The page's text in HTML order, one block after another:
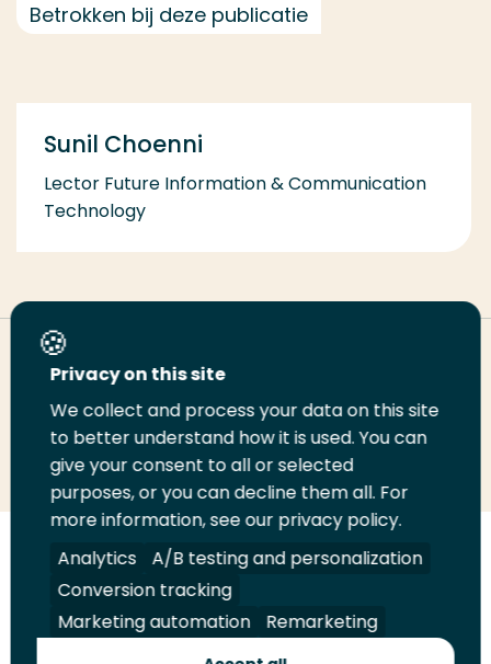
Betrokken bij deze publicatie
Sunil Choenni
Lector Future Information & Communication
Technology
Deel deze pagina
Deel
LinkedIn
Deel
op
Twitter
Deel
op
Facebook
Email
deze
pagina
Print
deze
pagina
Volg
ons
op
LinkedIn
Volg
ons
op
Facebook
Volg
ons
op
YouTube
Volg
ons
op
Instagram
Juridisch Security A-Z Index
Contact
Privacy on this site
We collect and process your data on this site
to better understand how it is used. You can
give your consent to all or selected
purposes, or you can decline them all. For
more information, see our privacy policy.
Analytics
A/B testing and personalization
Conversion tracking
Marketing automation
Remarketing